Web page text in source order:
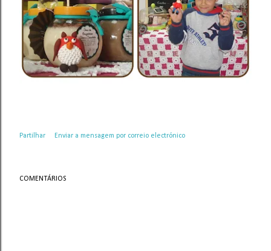
Partilhar Enviar a mensagem por correio electrónico
COMENTÁRIOS